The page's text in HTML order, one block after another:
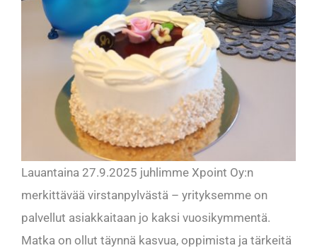
Lauantaina 27.9.2025 juhlimme Xpoint Oy:n
merkittävää virstanpylvästä – yrityksemme on
palvellut asiakkaitaan jo kaksi vuosikymmentä.
Matka on ollut täynnä kasvua, oppimista ja tärkeitä